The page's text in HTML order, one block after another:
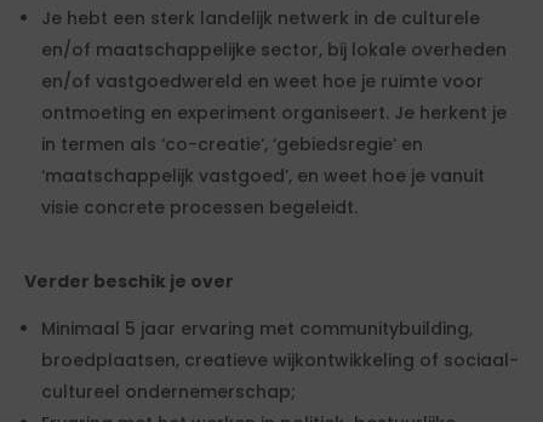
Je hebt een sterk landelijk netwerk in de culturele
en/of maatschappelijke sector, bij lokale overheden
en/of vastgoedwereld en weet hoe je ruimte voor
ontmoeting en experiment organiseert. Je herkent je
in termen als ‘co-creatie’, ‘gebiedsregie’ en
‘maatschappelijk vastgoed’, en weet hoe je vanuit
visie concrete processen begeleidt.
Verder beschik je over
Minimaal 5 jaar ervaring met communitybuilding,
broedplaatsen, creatieve wijkontwikkeling of sociaal-
cultureel ondernemerschap;